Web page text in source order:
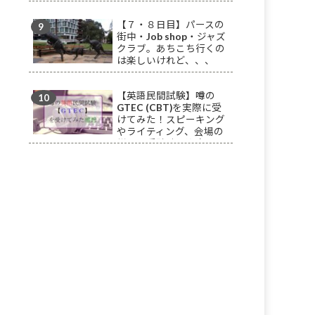
【７・８日目】パースの
街中・Job shop・ジャズ
クラブ。あちこち行くの
は楽しいけれど、、、
【英語民間試験】噂の
GTEC (CBT)を実際に受
けてみた！スピーキング
やライティング、会場の
様子と受験時に注意する